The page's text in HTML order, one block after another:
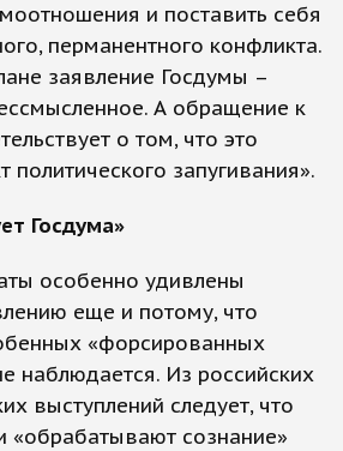
и поставить себя
перманентного конфликта.
заявление Госдумы –
А обращение к
о том, что это
политического запугивания».
Госдума»
особенно удивлены
еще и потому, что
«форсированных
наблюдается. Из российских
выступлений следует, что
«обрабатывают сознание»